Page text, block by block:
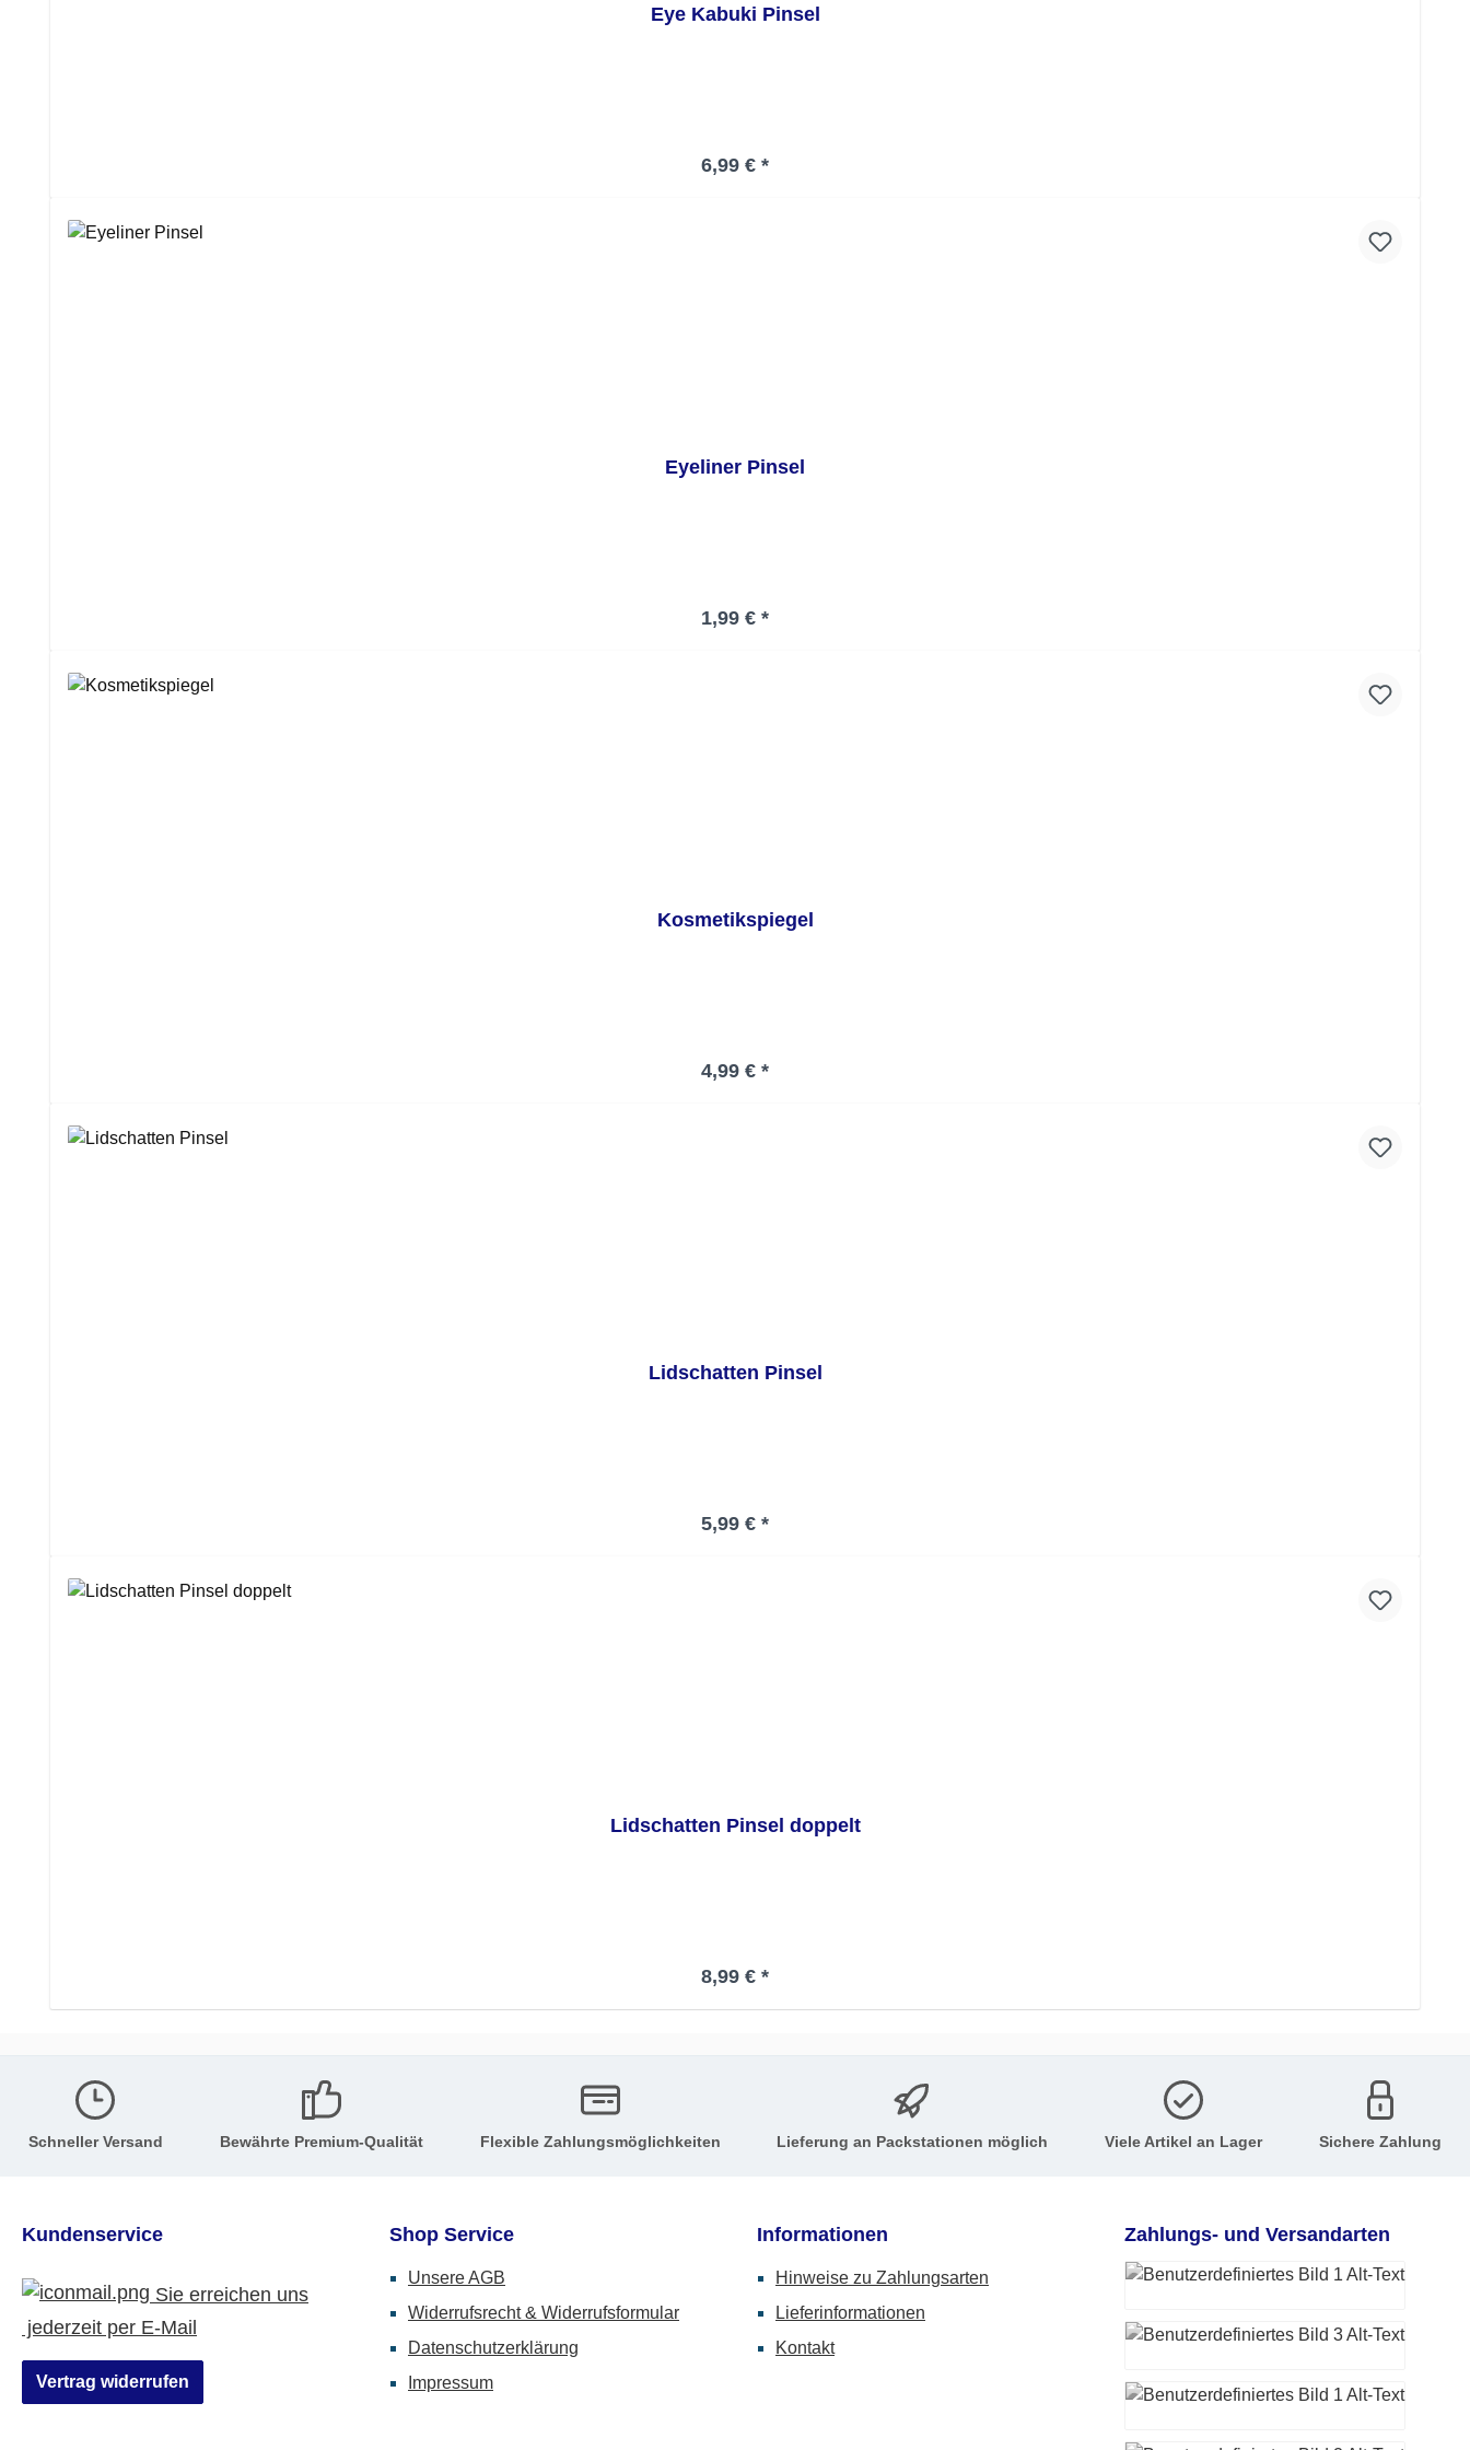
Eye Kabuki Pinsel
Regulärer Preis:
6,99 € *
Eyeliner Pinsel
Regulärer Preis:
1,99 € *
Kosmetikspiegel
Regulärer Preis:
4,99 € *
Lidschatten Pinsel
Regulärer Preis:
5,99 € *
Lidschatten Pinsel doppelt
Regulärer Preis:
8,99 € *
Schneller Versand Bewährte Premium-Qualität Flexible Zahlungsmöglichkeiten Lieferung an Packstationen möglich Viele Artikel an Lager Sichere Zahlung
Kundenservice
Sie erreichen uns
jederzeit per E-Mail
Vertrag widerrufen
Shop Service
Unsere AGB
Widerrufsrecht & Widerrufsformular
Datenschutzerklärung
Impressum
Informationen
Hinweise zu Zahlungsarten
Lieferinformationen
Kontakt
Zahlungs- und Versandarten
PayPal
Vorkasse (-Überweisung)
DHL Paketversand